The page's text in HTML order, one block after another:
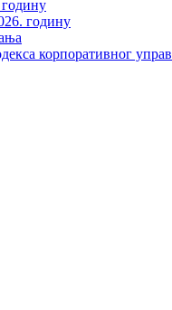
годину
корпоративног